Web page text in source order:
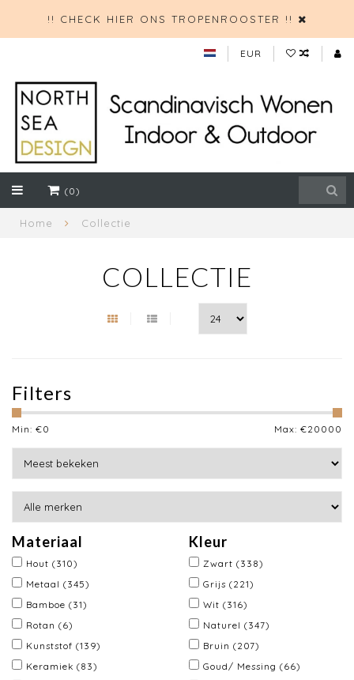
!! CHECK HIER ONS TROPENROOSTER !!
EUR
(0)
Home Collectie
COLLECTIE
Filters
Min: €0 Max: €20000
Materiaal
Hout (310)
Metaal (345)
Bamboe (31)
Rotan (6)
Kunststof (139)
Keramiek (83)
Kleur
Zwart (338)
Grijs (221)
Wit (316)
Naturel (347)
Bruin (207)
Goud/ Messing (66)